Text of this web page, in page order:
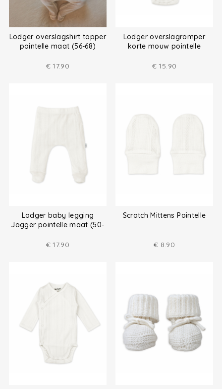
Lodger overslagshirt topper
pointelle maat (56-68)
€ 17.90
Lodger overslagromper
korte mouw pointelle
€ 15.90
Lodger baby legging
Jogger pointelle maat (50-
€ 17.90
Scratch Mittens Pointelle
€ 8.90